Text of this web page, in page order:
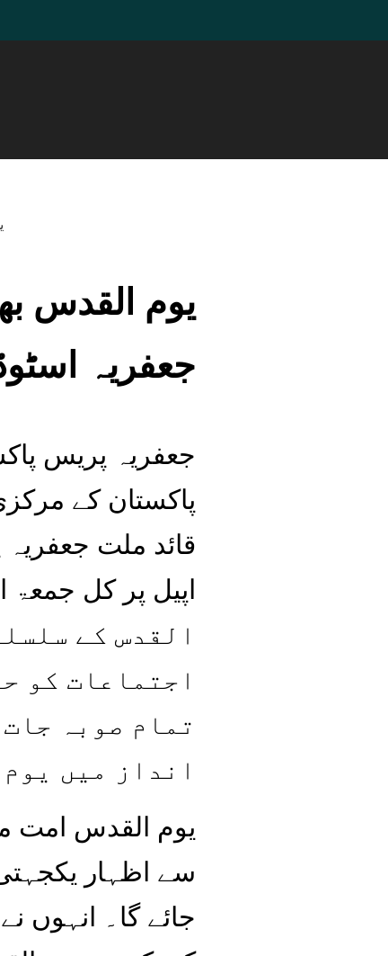
یوم القدس
جعفریہ
جعفریہ پریس
پاکستان کے
قائد ملت
القدس کے
اجتماعات کو
تمام صوبہ
انداز میں
یوم القدس امت
سے اظہار
جائے گا۔ انہوں